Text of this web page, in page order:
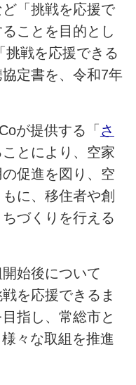
「挑戦を応援で
ことを目的とし
挑戦を応援できる
定書を、令和7年
が提供する 「 さ
とにより、空家
の促進を図り、空
に、移住者や創
づくりを行える
始後について
を応援できるま
指し、常総市と
々な取組を推進